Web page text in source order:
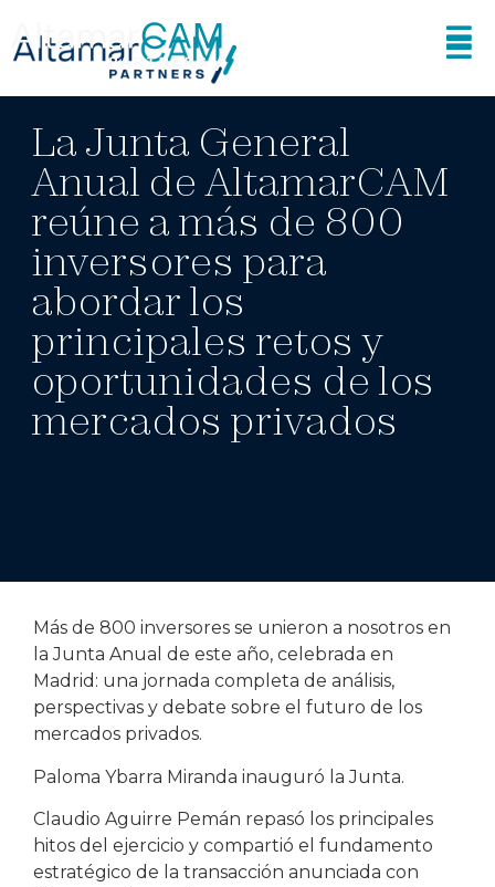
06.07.26
NOTA DE PRENSA
La Junta General
Anual de AltamarCAM
reúne a más de 800
inversores para
abordar los
principales retos y
oportunidades de los
mercados privados
Más de 800 inversores se unieron a nosotros en
la Junta Anual de este año, celebrada en
Madrid: una jornada completa de análisis,
perspectivas y debate sobre el futuro de los
mercados privados.
Paloma Ybarra Miranda inauguró la Junta.
Claudio Aguirre Pemán repasó los principales
hitos del ejercicio y compartió el fundamento
estratégico de la transacción anunciada con